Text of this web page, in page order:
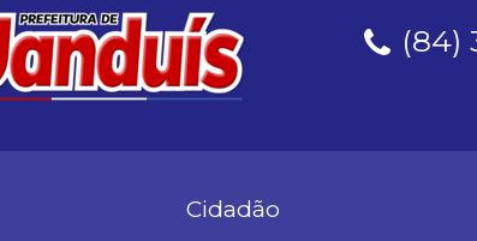
(84)
Cidadão